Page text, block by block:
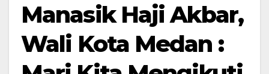
Manasik Haji Akbar,
Wali Kota Medan :